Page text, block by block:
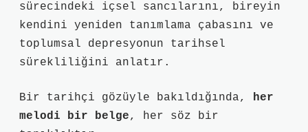
sürecindeki içsel sancılarını, bireyin
kendini yeniden tanımlama çabasını ve
toplumsal depresyonun tarihsel
sürekliliğini anlatır.
Bir tarihçi gözüyle bakıldığında, her
melodi bir belge, her söz bir